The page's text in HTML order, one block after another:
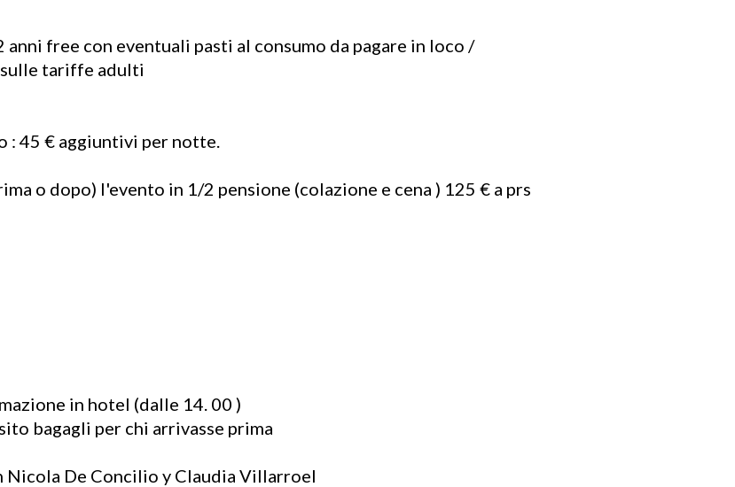
free con eventuali pasti al consumo da pagare in loco /
tariffe adulti
: 45 € aggiuntivi per notte.
o dopo) l'evento in 1/2 pensione (colazione e cena ) 125 € a prs
in hotel (dalle 14. 00 )
bagagli per chi arrivasse prima
Nicola De Concilio y Claudia Villarroel